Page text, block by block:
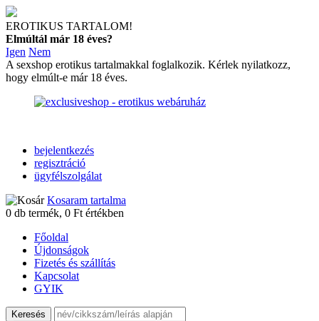
EROTIKUS TARTALOM!
Elmúltál már 18 éves?
Igen Nem
A sexshop erotikus tartalmakkal foglalkozik. Kérlek nyilatkozz,
hogy elmúlt-e már 18 éves.
bejelentkezés
regisztráció
ügyfélszolgálat
Kosaram tartalma
0 db termék, 0 Ft értékben
Főoldal
Újdonságok
Fizetés és szállítás
Kapcsolat
GYIK